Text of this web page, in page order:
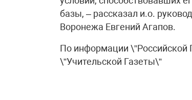
базы, – рассказал и.о.
Воронежа Евгений Агапов.
По информации \”Российской
\”Учительской Газеты\”